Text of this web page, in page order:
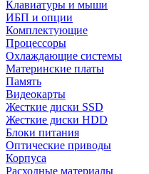
Клавиатуры и мыши
ИБП и опции
Комплектующие
Процессоры
Охлаждающие системы
Материнские платы
Память
Видеокарты
Жесткие диски SSD
Жесткие диски HDD
Блоки питания
Оптические приводы
Корпуса
Расходные материалы